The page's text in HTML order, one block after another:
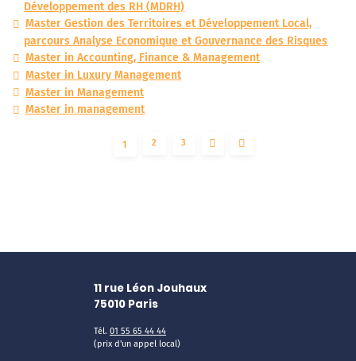
Développement des RH (MDRH)
Master Gestion des Territoires et Développement Local,
parcours Analyse Economique et Gouvernance des Risques
Master in Accounting, Finance & Management
Master in Luxury Management
Master in Management
Master in management
1 2 3
11 rue Léon Jouhaux
75010 Paris
Tél. 01 55 65 44 44
(prix d'un appel local)